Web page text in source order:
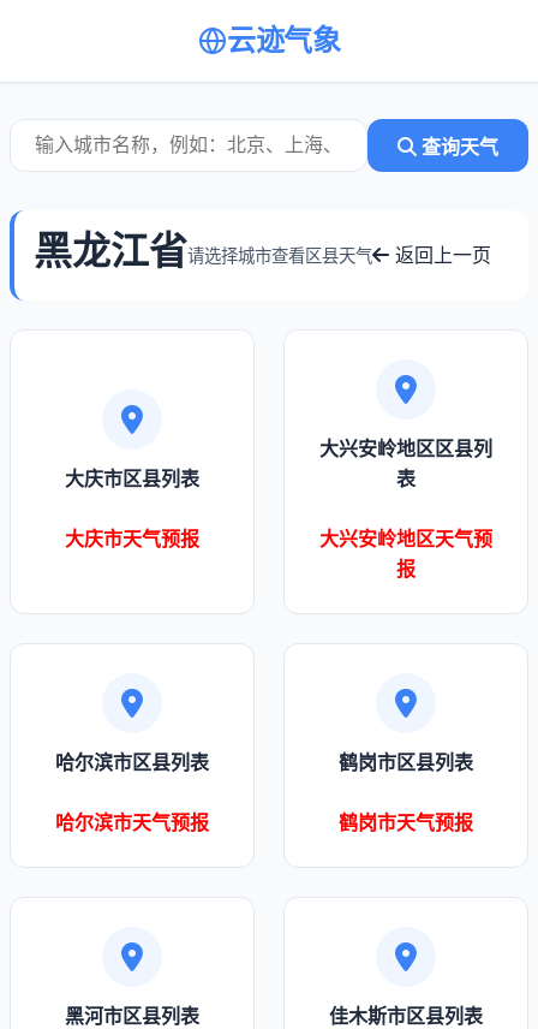
云迹气象
查询天气
黑龙江省请选择城市查看区县天气 返回上一页
大庆市区县列表
大庆市天气预报
大兴安岭地区区县列
表
大兴安岭地区天气预
报
哈尔滨市区县列表
哈尔滨市天气预报
鹤岗市区县列表
鹤岗市天气预报
黑河市区县列表 佳木斯市区县列表